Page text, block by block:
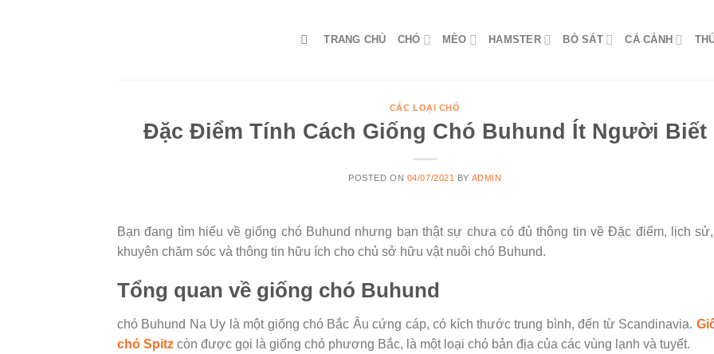
TRANG CHỦ CHÓ MÈO HAMSTER BÒ SÁT CÁ CẢNH
CÁC LOẠI CHÓ
Đặc Điểm Tính Cách Giống Chó Buhund Ít Người Biết
POSTED ON 04/07/2021 BY ADMIN
Bạn đang tìm hiểu về giống chó Buhund nhưng bạn thật sự chưa có đủ thông tin về Đặc điểm, lịch
khuyên chăm sóc và thông tin hữu ích cho chủ sở hữu vật nuôi chó Buhund.
Tổng quan về giống chó Buhund
chó Buhund Na Uy là một giống chó Bắc Âu cứng cáp, có kích thước trung bình, đến từ Scandinavia.
chó Spitz còn được gọi là giống chó phương Bắc, là một loại chó bản địa của các vùng lạnh và tuyết.